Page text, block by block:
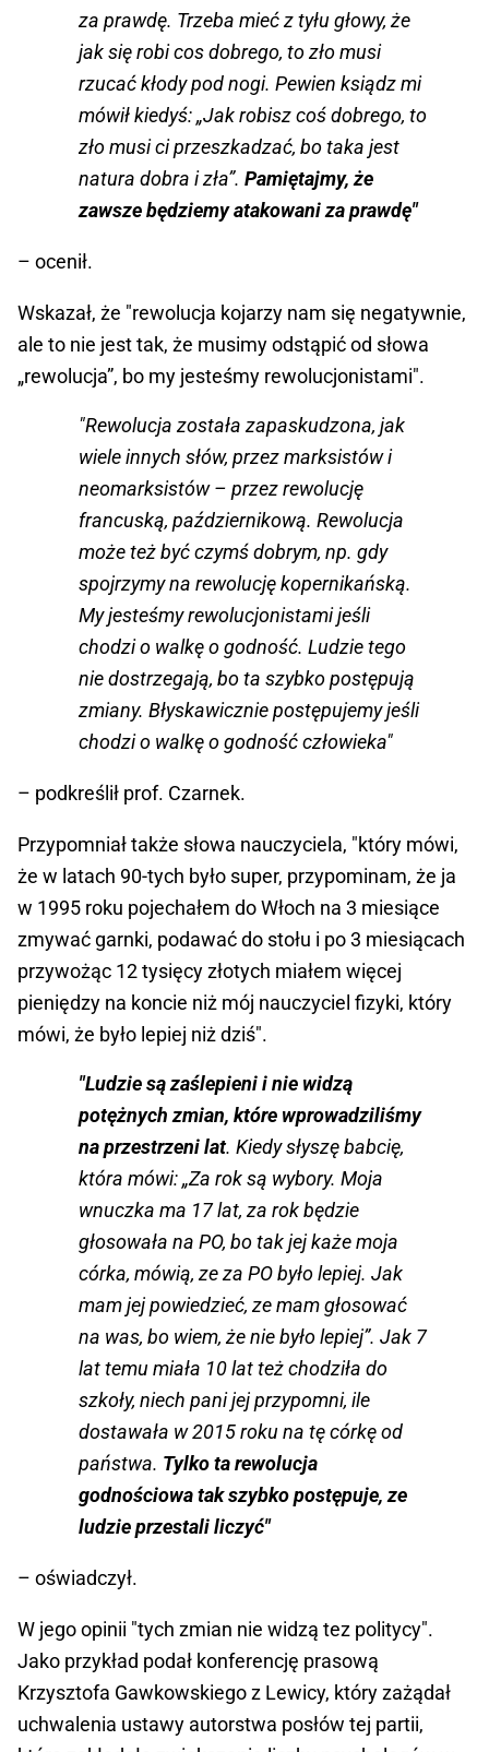
za prawdę. Trzeba mieć z tyłu głowy, że
jak się robi cos dobrego, to zło musi
rzucać kłody pod nogi. Pewien ksiądz mi
mówił kiedyś: „Jak robisz coś dobrego, to
zło musi ci przeszkadzać, bo taka jest
natura dobra i zła”. Pamiętajmy, że
zawsze będziemy atakowani za prawdę"
– ocenił.
Wskazał, że "rewolucja kojarzy nam się negatywnie,
ale to nie jest tak, że musimy odstąpić od słowa
„rewolucja”, bo my jesteśmy rewolucjonistami".
"Rewolucja została zapaskudzona, jak
wiele innych słów, przez marksistów i
neomarksistów – przez rewolucję
francuską, październikową. Rewolucja
może też być czymś dobrym, np. gdy
spojrzymy na rewolucję kopernikańską.
My jesteśmy rewolucjonistami jeśli
chodzi o walkę o godność. Ludzie tego
nie dostrzegają, bo ta szybko postępują
zmiany. Błyskawicznie postępujemy jeśli
chodzi o walkę o godność człowieka"
– podkreślił prof. Czarnek.
Przypomniał także słowa nauczyciela, "który mówi,
że w latach 90-tych było super, przypominam, że ja
w 1995 roku pojechałem do Włoch na 3 miesiące
zmywać garnki, podawać do stołu i po 3 miesiącach
przywożąc 12 tysięcy złotych miałem więcej
pieniędzy na koncie niż mój nauczyciel fizyki, który
mówi, że było lepiej niż dziś".
"Ludzie są zaślepieni i nie widzą
potężnych zmian, które wprowadziliśmy
na przestrzeni lat. Kiedy słyszę babcię,
która mówi: „Za rok są wybory. Moja
wnuczka ma 17 lat, za rok będzie
głosowała na PO, bo tak jej każe moja
córka, mówią, ze za PO było lepiej. Jak
mam jej powiedzieć, ze mam głosować
na was, bo wiem, że nie było lepiej”. Jak 7
lat temu miała 10 lat też chodziła do
szkoły, niech pani jej przypomni, ile
dostawała w 2015 roku na tę córkę od
państwa. Tylko ta rewolucja
godnościowa tak szybko postępuje, ze
ludzie przestali liczyć"
– oświadczył.
W jego opinii "tych zmian nie widzą tez politycy".
Jako przykład podał konferencję prasową
Krzysztofa Gawkowskiego z Lewicy, który zażądał
uchwalenia ustawy autorstwa posłów tej partii,